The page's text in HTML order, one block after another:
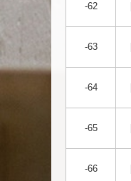
-62
-63
-64
-65
-66